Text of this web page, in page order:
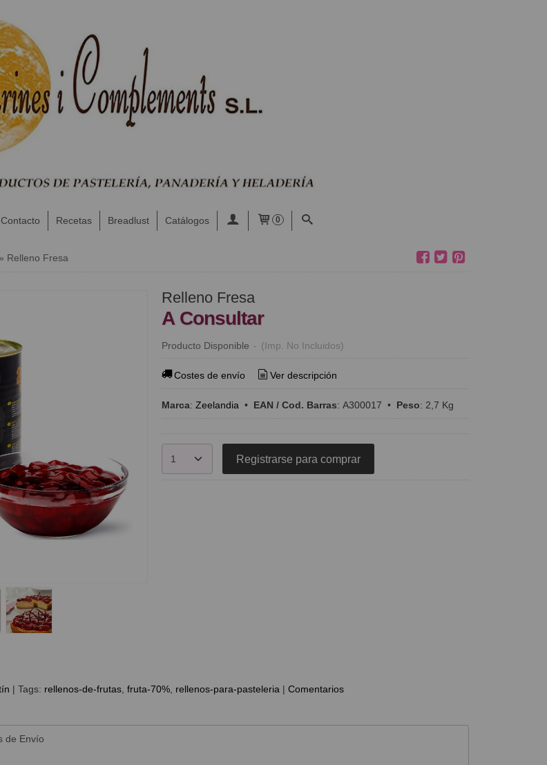
Contacto Recetas Breadlust Catálogos 0
» Relleno Fresa
Relleno Fresa
A Consultar
Producto Disponible - (Imp. No Incluidos)
Costes de envío Ver descripción
Marca: Zeelandia• EAN / Cod. Barras: A300017 • Peso: 2,7 Kg
Registrarse para comprar
| Tags: rellenos-de-frutas fruta-70% rellenos-para-pasteleria | Comentarios
de Envío